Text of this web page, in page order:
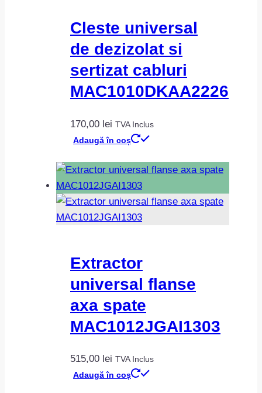
Cleste universal
de dezizolat si
sertizat cabluri
MAC1010DKAA2226
170,00 lei TVA Inclus
Adaugă în coș
Extractor
universal flanse
axa spate
MAC1012JGAI1303
515,00 lei TVA Inclus
Adaugă în coș